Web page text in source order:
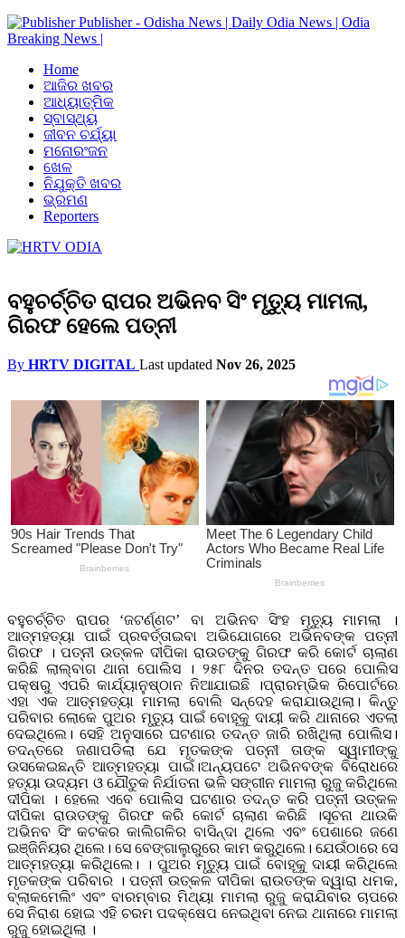
Publisher - Odisha News | Daily Odia News | Odia
Breaking News |
Home
ଆଜିର ଖବର
ଆଧ୍ୟାତ୍ମିକ
ସ୍ବାସ୍ଥ୍ୟ
ଜୀବନ ଚର୍ଯ୍ୟା
ମନୋରଂଜନ
ଖେଳ
ନିଯୁକ୍ତି ଖବର
ଭ୍ରମଣ
Reporters
ବହୁଚର୍ଚ୍ଚିତ ରାପର ଅଭିନବ ସିଂ ମୃତ୍ୟୁ ମାମଲା,
ଗିରଫ ହେଲେ ପତ୍ନୀ
By HRTV DIGITAL Last updated Nov 26, 2025
ବହୁଚର୍ଚ୍ଚିତ ରାପର ‘ଜଟର୍ଣ୍ଣଟ’ ବା ଅଭିନବ ସିଂହ ମୃତ୍ୟୁ ମାମଲା ।
ଆତ୍ମହତ୍ୟା ପାଇଁ ପ୍ରବର୍ତ୍ତାଇବା ଅଭିଯୋଗରେ ଅଭିନବଙ୍କ ପତ୍ନୀ
ଗିରଫ । ପତ୍ନୀ ଉତ୍କଳ ଦୀପିକା ରାଉତଙ୍କୁ ଗିରଫ କରି କୋର୍ଟ ଚାଲାଣ
କରିଛି ଲାଲ୍‌ବାଗ ଥାନା ପୋଲିସ । ୨୫୮ ଦିନର ତଦନ୍ତ ପରେ ପୋଲିସ
ପକ୍ଷରୁ ଏପରି କାର୍ଯ୍ୟାନୁଷ୍ଠାନ ନିଆଯାଇଛି ।ପ୍ରାରମ୍ଭିକ ରିପୋର୍ଟରେ
ଏହା ଏକ ଆତ୍ମହତ୍ୟା ମାମଲା ବୋଲି ସନ୍ଦେହ କରାଯାଉଥିଲା। କିନ୍ତୁ
ପରିବାର ଲୋକେ ପୁଅର ମୃତ୍ୟୁ ପାଇଁ ବୋହୂକୁ ଦାୟୀ କରି ଥାନାରେ ଏତଲା
ଦେଇଥିଲେ। ସେହି ଅନୁସାରେ ଘଟଣାର ତଦନ୍ତ ଜାରି ରଖିଥିଲା ପୋଲିସ।
ତଦନ୍ତରେ ଜଣାପଡିଲା ଯେ ମୃତକଙ୍କ ପତ୍ନୀ ତାଙ୍କ ସ୍ୱାମୀଙ୍କୁ
ଉସକେଇଛନ୍ତି ଆତ୍ମହତ୍ୟା ପାଇଁ।ଅନ୍ୟପଟେ ଅଭିନବଙ୍କ ବିରୋଧରେ
ହତ୍ୟା ଉଦ୍ୟମ ଓ ଯୌତୁକ ନିର୍ଯାତନା ଭଳି ସଙ୍ଗୀନ ମାମଲା ରୁଜୁ କରିଥିଲେ
ଦୀପିକା । ହେଲେ ଏବେ ପୋଲିସ ଘଟଣାର ତଦନ୍ତ କରି ପତ୍ନୀ ଉତ୍କଳ
ଦୀପିକା ରାଉତଙ୍କୁ ଗିରଫ କରି କୋର୍ଟ ଚାଲାଣ କରିଛି ।ସୂଚନା ଥାଉକି
ଅଭିନବ ସିଂ କଟକର କାଲିଗଳିର ବାସିନ୍ଦା ଥିଲେ ଏବଂ ପେଶାରେ ଜଣେ
ଇଞ୍ଜିନିୟର ଥିଲେ। ସେ ବେଙ୍ଗାଲୁରୁରେ କାମ କରୁଥିଲେ। ଯେଉଁଠାରେ ସେ
ଆତ୍ମହତ୍ୟା କରିଥିଲେ। । ପୁଅର ମୃତ୍ୟୁ ପାଇଁ ବୋହୂକୁ ଦାୟୀ କରିଥିଲେ
ମୃତକଙ୍କ ପରିବାର । ପତ୍ନୀ ଉତ୍କଳ ଦୀପିକା ରାଉତଙ୍କ ଦ୍ୱାରା ଧମକ,
ବ୍ଲାକମେଲିଂ ଏବଂ ବାରମ୍ବାର ମିଥ୍ୟା ମାମଲା ରୁଜୁ କରାଯିବାର ଚାପରେ
ସେ ନିରାଶ ହୋଇ ଏହି ଚରମ ପଦକ୍ଷେପ ନେଇଥିବା ନେଇ ଥାନାରେ ମାମଲା
ରୁଜୁ ହୋଇଥିଲା ।